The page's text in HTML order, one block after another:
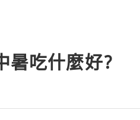
暑吃什麼好?